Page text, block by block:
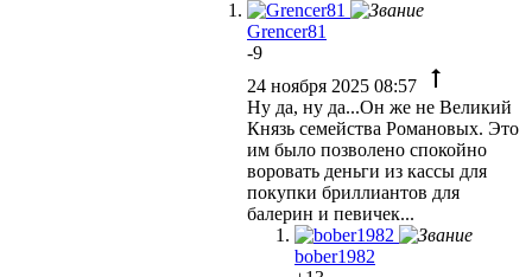
Grencer81
-9
24 ноября 2025 08:57
Ну да, ну да...Он же не Великий
Князь семейства Романовых. Это
им было позволено спокойно
воровать деньги из кассы для
покупки бриллиантов для
балерин и певичек...
bober1982